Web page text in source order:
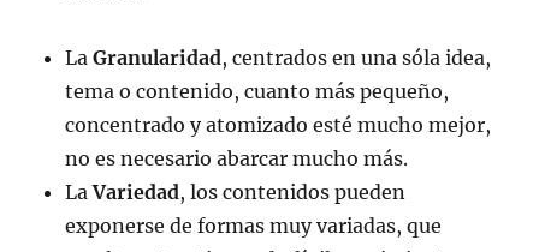
La Granularidad, centrados en una sóla idea,
tema o contenido, cuanto más pequeño,
concentrado y atomizado esté mucho mejor,
no es necesario abarcar mucho más.
LaVariedad, los contenidos pueden
exponerse de formas muy variadas, que